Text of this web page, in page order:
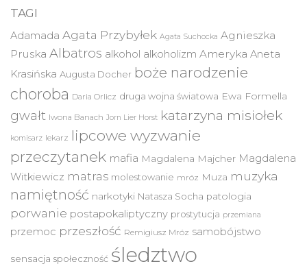
TAGI
Adamada Agata Przybyłek Agata Suchocka Agnieszka
Pruska Albatros alkohol alkoholizm Ameryka Aneta
Krasińska Augusta Docher boże narodzenie
choroba Daria Orlicz druga wojna światowa Ewa Formella
gwałt Iwona Banach Jorn Lier Horst katarzyna misiołek
komisarz lekarz lipcowe wyzwanie
przeczytanek mafia Magdalena Majcher Magdalena
Witkiewicz matras molestowanie mróz Muza muzyka
namiętność narkotyki Natasza Socha patologia
porwanie postapokaliptyczny prostytucja przemiana
przemoc przeszłość Remigiusz Mróz samobójstwo
sensacja społeczność śledztwo